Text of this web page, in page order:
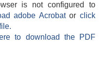
is not configured to
adobe Acrobatorclick
to download the PDF